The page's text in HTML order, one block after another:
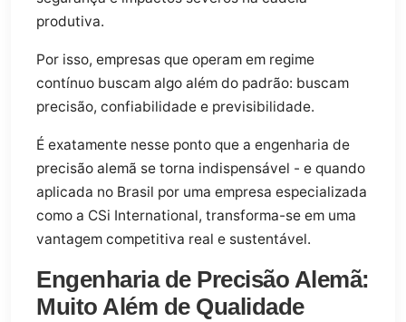
produtiva.
Por isso, empresas que operam em regime
contínuo buscam algo além do padrão: buscam
precisão, confiabilidade e previsibilidade.
É exatamente nesse ponto que a engenharia de
precisão alemã se torna indispensável - e quando
aplicada no Brasil por uma empresa especializada
como a CSi International, transforma-se em uma
vantagem competitiva real e sustentável.
Engenharia de Precisão Alemã:
Muito Além de Qualidade